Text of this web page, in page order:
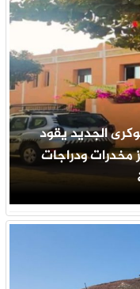
الجديد يقود
ودراجات